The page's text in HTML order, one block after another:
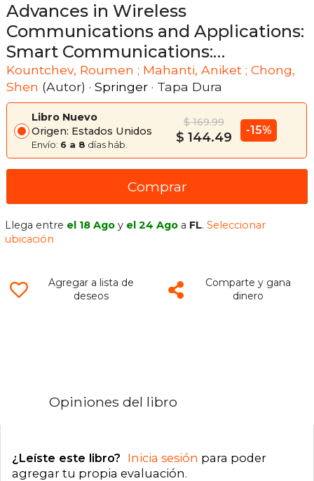
Advances in Wireless
Communications and Applications:
Smart Communications:
Interactive Methods and
Intelligent Algorithms,
Proceedings of 3rd Icwca 2 (en
Inglés)
Kountchev, Roumen ; Mahanti, Aniket ; Chong,
Shen (Autor) · Springer · Tapa Dura
Libro Nuevo
Origen: Estados Unidos
Envío: 6 a 8 días háb.
$ 169.99
$ 144.49 -15%
Comprar
Llega entre el 18 Ago y el 24 Ago a FL.Seleccionar
ubicación
Agregar a lista de
deseos
Comparte y gana
dinero
Opiniones del libro
¿Leíste este libro? Inicia sesión para poder
agregar tu propia evaluación.